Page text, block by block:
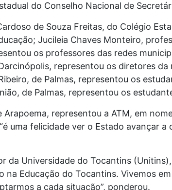
do Conselho Nacional de
de Souza Freitas, do Colégio
Jucileia Chaves Monteiro,
os professores das redes
representou os diretores
de Palmas, representou os
de Palmas, representou os
Arapoema, representou a ATM, em
uma felicidade ver o Estado avançar
da Universidade do Tocantins
na Educação do Tocantins. Vivemos
a cada situação”, ponderou.